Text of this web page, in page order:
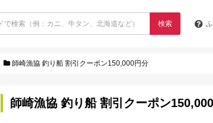
検索
師崎漁協 釣り船 割引クーポン150,000円分
師崎漁協 釣り船 割引クーポン